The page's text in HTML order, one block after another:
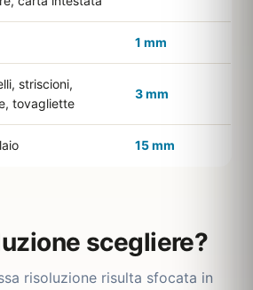
1 mm
striscioni,
tovagliette
3 mm
15 mm
scegliere?
risoluzione risulta sfocata in